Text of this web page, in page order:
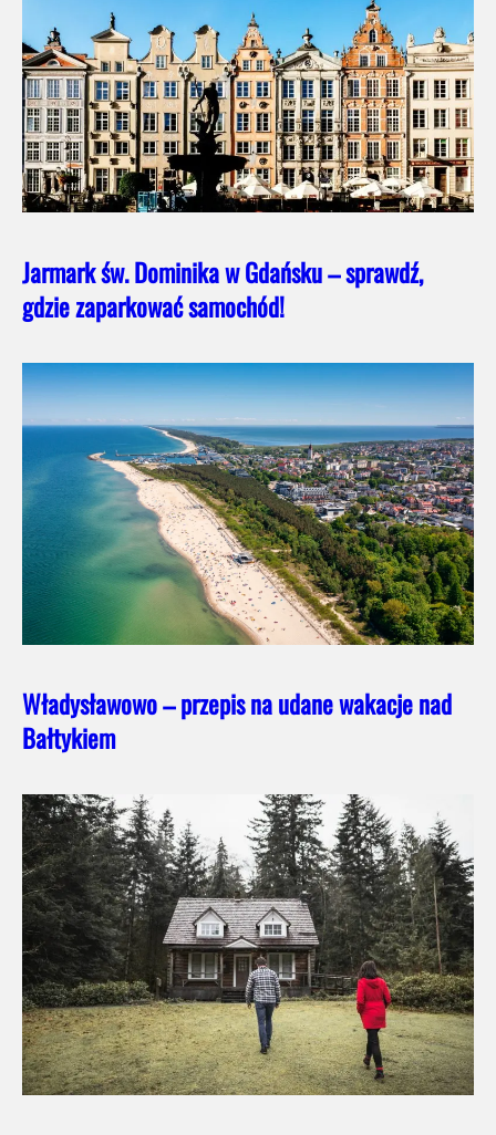
Jarmark św. Dominika w Gdańsku – sprawdź,
gdzie zaparkować samochód!
Władysławowo – przepis na udane wakacje nad
Bałtykiem